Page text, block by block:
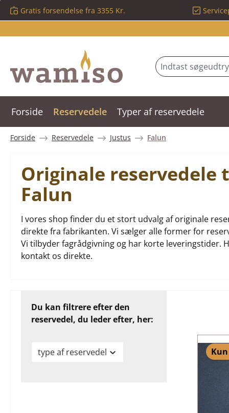
til hovedindhold
Spring til søgning
Gå til hovednavigation
Gratis forsendelse fra 3355 Kr.
Forside Reservedele Typer af reservedele
Forside Reservedele Justus Falun
Originale
Falun
I vores shop finder du et stort udvalg af originale
direkte fra fabrikanten. Vi sælger alle former for
Vi tilbyder fagrådgivning og har korte leveringstider.
kontakt os direkte.
Du kan filtrere efter den
reservedel, du leder efter, her:
type af reservedel